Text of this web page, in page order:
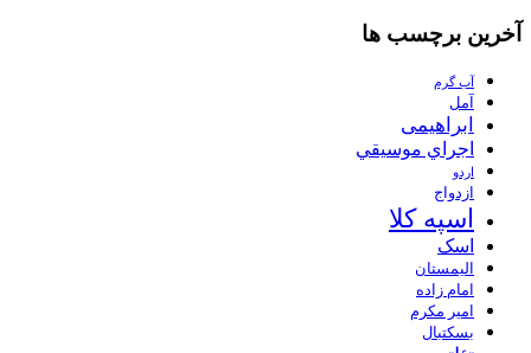
آخرین برچسب ها
آب گرم
آمل
ابراهیمی
اجراي موسيقي
اردو
ازدواج
اسپه کلا
اسک
الیمستان
امام زاده
امیر مکرم
بسکتبال